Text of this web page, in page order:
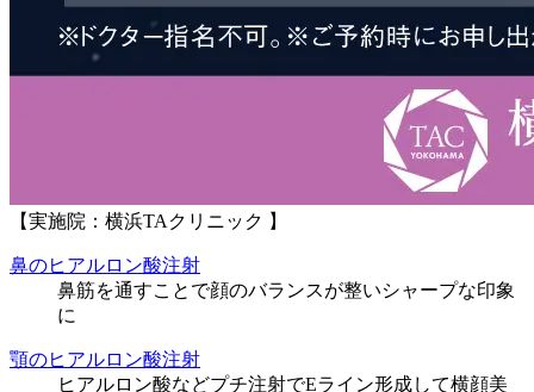
【実施院：横浜TAクリニック 】
鼻のヒアルロン酸注射
鼻筋を通すことで顔のバランスが整いシャープな印象
に
顎のヒアルロン酸注射
ヒアルロン酸などプチ注射でEライン形成して横顔美